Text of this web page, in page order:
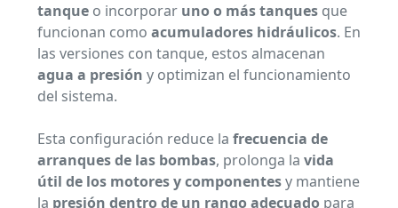
tanqueo incorporar uno o más tanquesque
funcionan como acumuladores hidráulicos. En
las versiones con tanque, estos almacenan
agua a presión y optimizan el funcionamiento
del sistema.
Esta configuración reduce la frecuencia de
arranques de las bombas, prolonga la vida
útil de los motores y componentesy mantiene
la presión dentro de un rango adecuadopara